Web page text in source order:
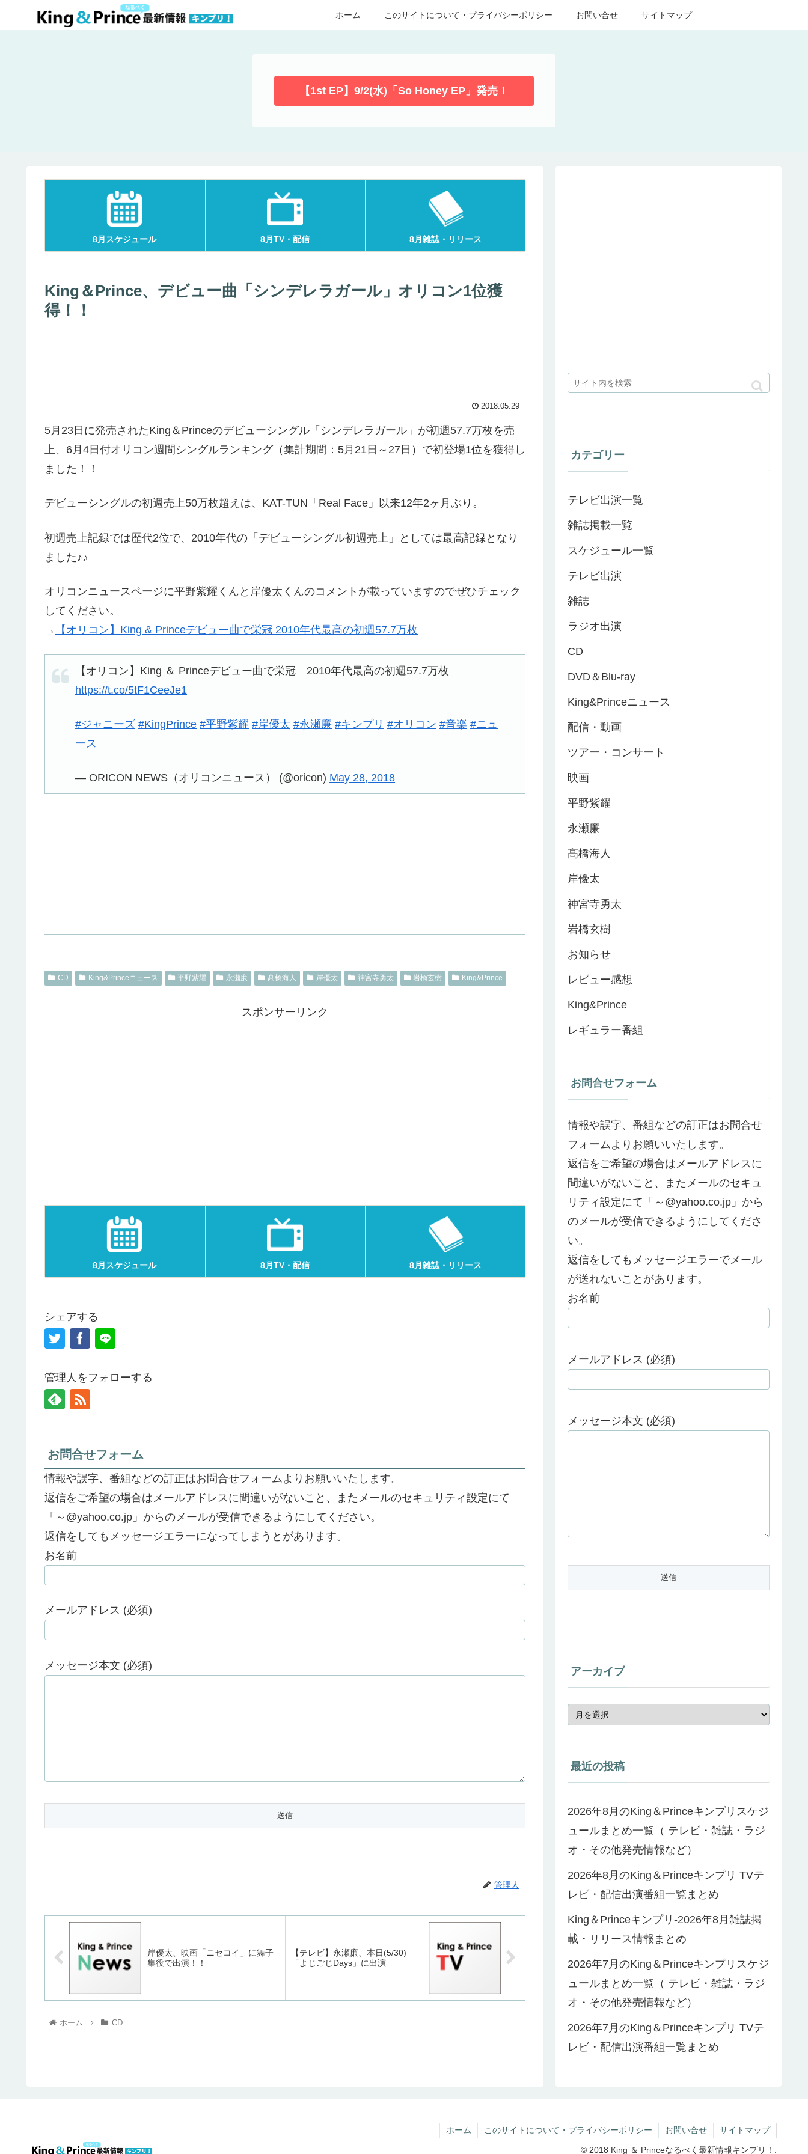
ホーム このサイトについて・プライバシーポリシー お問い合せ サイトマップ
【1st EP】9/2(水)「So Honey EP」発売！
8月スケジュール 8月TV・配信 8月雑誌・リリース
King＆Prince、デビュー曲「シンデレラガール」オリコン1位獲
得！！
2018.05.29
5月23日に発売されたKing＆Princeのデビューシングル「シンデレラガール」が初週57.7万枚を売
上、6月4日付オリコン週間シングルランキング（集計期間：5月21日～27日）で初登場1位を獲得し
ました！！
デビューシングルの初週売上50万枚超えは、KAT-TUN「Real Face」以来12年2ヶ月ぶり。
初週売上記録では歴代2位で、2010年代の「デビューシングル初週売上」としては最高記録となり
ました♪♪
オリコンニュースページに平野紫耀くんと岸優太くんのコメントが載っていますのでぜひチェック
してください。
→
【オリコン】King & Princeデビュー曲で栄冠 2010年代最高の初週57.7万枚
【オリコン】King ＆ Princeデビュー曲で栄冠 2010年代最高の初週57.7万枚
https://t.co/5tF1CeeJe1
#ジャニーズ #KingPrince #平野紫耀 #岸優太 #永瀬廉 #キンプリ #オリコン #音楽 #ニュ
ース
— ORICON NEWS（オリコンニュース） (@oricon) May 28, 2018
CD King&Princeニュース 平野紫耀 永瀬廉 髙橋海人 岸優太 神宮寺勇太 岩橋玄樹 King&Prince
スポンサーリンク
8月スケジュール 8月TV・配信 8月雑誌・リリース
シェアする
管理人をフォローする
お問合せフォーム
情報や誤字、番組などの訂正はお問合せフォームよりお願いいたします。
返信をご希望の場合はメールアドレスに間違いがないこと、またメールのセキュリティ設定にて
「～@yahoo.co.jp」からのメールが受信できるようにしてください。
返信をしてもメッセージエラーになってしまうとがあります。
お名前
メールアドレス (必須)
メッセージ本文 (必須)
管理人
岸優太、映画「ニセコイ」に舞子
集役で出演！！
【テレビ】永瀬廉、本日(5/30)
「よじごじDays」に出演
ホーム CD
カテゴリー
テレビ出演一覧
雑誌掲載一覧
スケジュール一覧
テレビ出演
雑誌
ラジオ出演
CD
DVD＆Blu-ray
King&Princeニュース
配信・動画
ツアー・コンサート
映画
平野紫耀
永瀬廉
髙橋海人
岸優太
神宮寺勇太
岩橋玄樹
お知らせ
レビュー感想
King&Prince
レギュラー番組
お問合せフォーム
情報や誤字、番組などの訂正はお問合せ
フォームよりお願いいたします。
返信をご希望の場合はメールアドレスに
間違いがないこと、またメールのセキュ
リティ設定にて「～@yahoo.co.jp」から
のメールが受信できるようにしてくださ
い。
返信をしてもメッセージエラーでメール
が送れないことがあります。
お名前
メールアドレス (必須)
メッセージ本文 (必須)
アーカイブ
最近の投稿
2026年8月のKing＆Princeキンプリスケジ
ュールまとめ一覧（ テレビ・雑誌・ラジ
オ・その他発売情報など）
2026年8月のKing＆Princeキンプリ TVテ
レビ・配信出演番組一覧まとめ
King＆Princeキンプリ-2026年8月雑誌掲
載・リリース情報まとめ
2026年7月のKing＆Princeキンプリスケジ
ュールまとめ一覧（ テレビ・雑誌・ラジ
オ・その他発売情報など）
2026年7月のKing＆Princeキンプリ TVテ
レビ・配信出演番組一覧まとめ
ホーム このサイトについて・プライバシーポリシー お問い合せ サイトマップ
© 2018 King ＆ Princeなるべく最新情報キンプリ！.